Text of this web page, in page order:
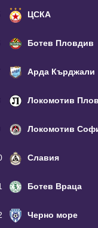
ЦСКА
Ботев Пловдив
Арда Кърджали
Локомотив
Локомотив
Славия
Ботев Враца
Черно море